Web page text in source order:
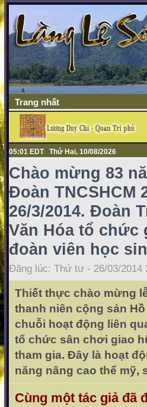
Trang nhất
05:01 EDT Thứ Hai, 10/08/2026
Chào mừng 83
Đoàn TNCSHCM
26/3/2014. Đoàn
Văn Hóa tổ
đoàn viên học
Đăng lúc: Thứ tư - 26/03/
Thiết thực chào mừng
thanh niên cộng sản Hồ
chuỗi hoạt động liên
tổ chức sân chơi giao
tham gia. Đây là hoạt
năng nâng cao thể mỹ,
Cùng một tác giả đã